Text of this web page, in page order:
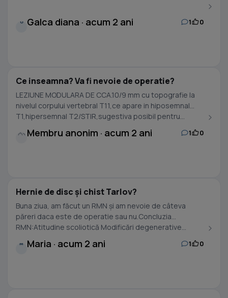
G Galca diana · acum 2 ani 1 0
Ce inseamna? Va fi nevoie de operatie?
LEZIUNE MODULARA DE CCA.10/9 mm cu topografie la
nivelul corpului vertebral T11,ce apare in hiposemnal
T1,hipersemnal T2/STIR,sugestiva posibil pentru...
Membru anonim · acum 2 ani 1 0
Hernie de disc și chist Tarlov?
Buna ziua, am făcut un RMN și am nevoie de câteva
păreri daca este de operatie sau nu.Concluzia
RMN:Atitudine scoliotică Modificări degenerative...
M Maria · acum 2 ani 1 0